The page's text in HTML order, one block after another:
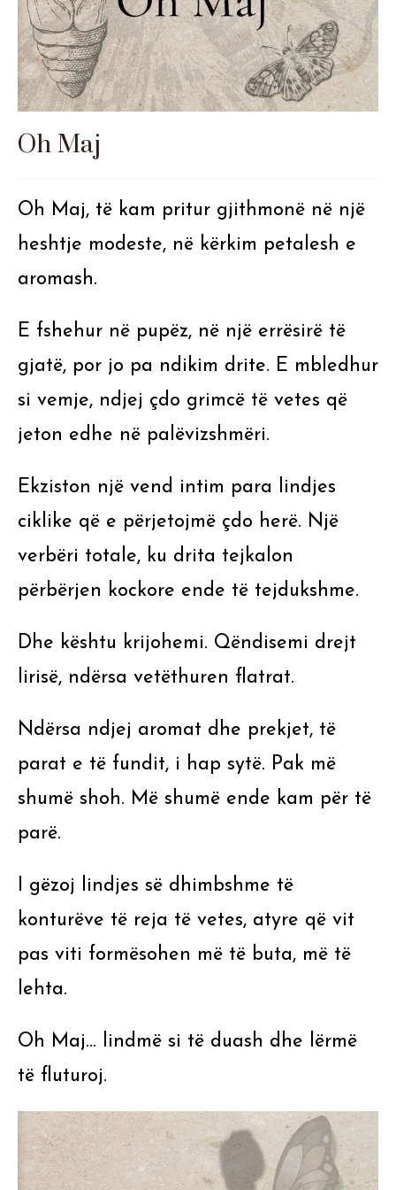
Oh Maj
Oh Maj, të kam pritur gjithmonë në një
heshtje modeste, në kërkim petalesh e
aromash.
E fshehur në pupëz, në një errësirë të
gjatë, por jo pa ndikim drite. E mbledhur
si vemje, ndjej çdo grimcë të vetes që
jeton edhe në palëvizshmëri.
Ekziston një vend intim para lindjes
ciklike që e përjetojmë çdo herë. Një
verbëri totale, ku drita tejkalon
përbërjen kockore ende të tejdukshme.
Dhe kështu krijohemi. Qëndisemi drejt
lirisë, ndërsa vetëthuren flatrat.
Ndërsa ndjej aromat dhe prekjet, të
parat e të fundit, i hap sytë. Pak më
shumë shoh. Më shumë ende kam për të
parë.
I gëzoj lindjes së dhimbshme të
konturëve të reja të vetes, atyre që vit
pas viti formësohen më të buta, më të
lehta.
Oh Maj… lindmë si të duash dhe lërmë
të fluturoj.